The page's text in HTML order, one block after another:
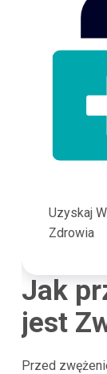
Uzyskaj
Zdrowia
Jak
jest
Przed